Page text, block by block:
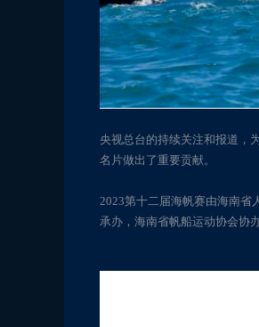
央视总台的持续关注和报道，
名片做出了重要贡献。
2023第十二届海帆赛由海南省
承办，海南省帆船运动协会协